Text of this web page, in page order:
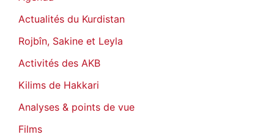
Actualités du Kurdistan
Rojbîn, Sakine et Leyla
Activités des AKB
Kilims de Hakkari
Analyses & points de vue
Films